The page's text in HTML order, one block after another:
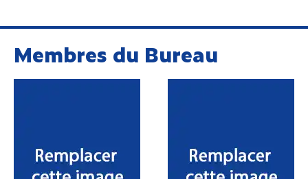
Membres du Bureau